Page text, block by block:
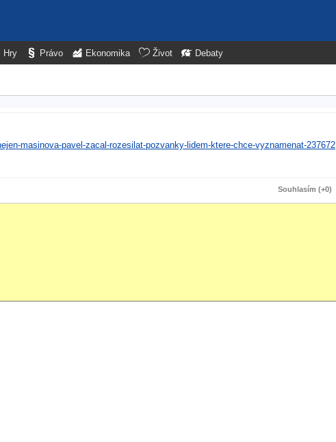
Hry Právo Ekonomika Život Debaty
masinova-pavel-zacal-rozesilat-pozvanky-lidem-ktere-chce-vyznamenat-237672
Souhlasím (+0)